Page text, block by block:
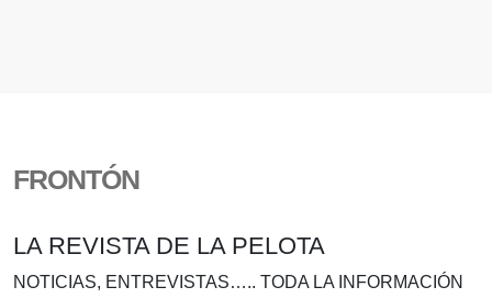
FRONTÓN
LA REVISTA DE LA PELOTA
NOTICIAS, ENTREVISTAS….. TODA LA INFORMACIÓN